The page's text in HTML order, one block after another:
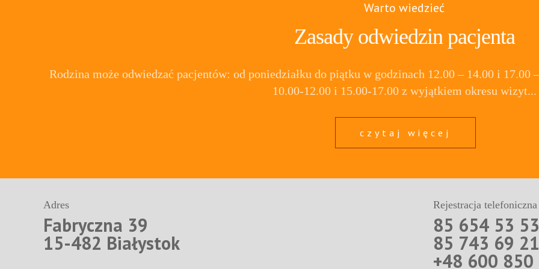
Warto wiedzieć
Zasady odwiedzin pacjenta
Rodzina może odwiedzać pacjentów: od poniedziałku do piątku w godzinach 12.00 – 14.00 i
10.00-12.00 i 15.00-17.00 z wyjątkiem okresu wizyt...
czytaj więcej
Adres
Fabryczna 39
15-482 Białystok
Rejestracja telefoniczna
85 654 53 53
85 743 69 21
+48 600 850